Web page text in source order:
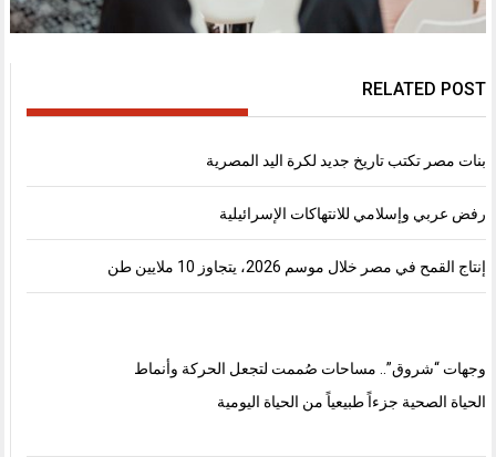
RELATED POST
بنات مصر تكتب تاريخ جديد لكرة اليد المصرية
رفض عربي وإسلامي للانتهاكات الإسرائيلية
إنتاج القمح في مصر خلال موسم 2026، يتجاوز 10 ملايين طن
وجهات “شروق”.. مساحات صُممت لتجعل الحركة وأنماط
الحياة الصحية جزءاً طبيعياً من الحياة اليومية